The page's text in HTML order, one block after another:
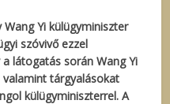
Yi külügyminiszter
szóvivő ezzel
látogatás során Wang Yi
tárgyalásokat
külügyminiszterrel. A